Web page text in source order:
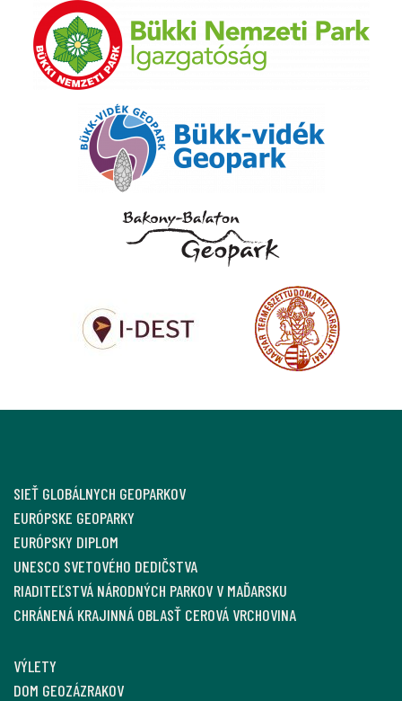
SIEŤ GLOBÁLNYCH GEOPARKOV
EURÓPSKE GEOPARKY
EURÓPSKY DIPLOM
UNESCO SVETOVÉHO DEDIČSTVA
RIADITEĽSTVÁ NÁRODNÝCH PARKOV V MAĎARSKU
CHRÁNENÁ KRAJINNÁ OBLASŤ CEROVÁ VRCHOVINA
VÝLETY
DOM GEOZÁZRAKOV